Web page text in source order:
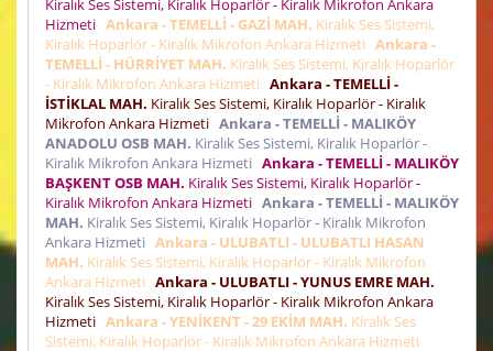
Kiralık Ses Sistemi, Kiralık Hoparlör - Kiralık Mikrofon Ankara
Hizmeti Ankara - TEMELLİ - GAZİ MAH. Kiralık Ses Sistemi,
Kiralık Hoparlör - Kiralık Mikrofon Ankara Hizmeti Ankara -
TEMELLİ - HÜRRİYET MAH. Kiralık Ses Sistemi, Kiralık Hoparlör
- Kiralık Mikrofon Ankara Hizmeti Ankara - TEMELLİ -
İSTİKLAL MAH. Kiralık Ses Sistemi, Kiralık Hoparlör - Kiralık
Mikrofon Ankara Hizmeti Ankara - TEMELLİ - MALIKÖY
ANADOLU OSB MAH. Kiralık Ses Sistemi, Kiralık Hoparlör -
Kiralık Mikrofon Ankara Hizmeti Ankara - TEMELLİ - MALIKÖY
BAŞKENT OSB MAH. Kiralık Ses Sistemi, Kiralık Hoparlör -
Kiralık Mikrofon Ankara Hizmeti Ankara - TEMELLİ - MALIKÖY
MAH. Kiralık Ses Sistemi, Kiralık Hoparlör - Kiralık Mikrofon
Ankara Hizmeti Ankara - ULUBATLI - ULUBATLI HASAN
MAH. Kiralık Ses Sistemi, Kiralık Hoparlör - Kiralık Mikrofon
Ankara Hizmeti Ankara - ULUBATLI - YUNUS EMRE MAH.
Kiralık Ses Sistemi, Kiralık Hoparlör - Kiralık Mikrofon Ankara
Hizmeti Ankara - YENİKENT - 29 EKİM MAH. Kiralık Ses
Sistemi, Kiralık Hoparlör - Kiralık Mikrofon Ankara Hizmeti